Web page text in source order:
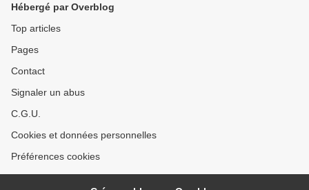
Hébergé par Overblog
Top articles
Pages
Contact
Signaler un abus
C.G.U.
Cookies et données personnelles
Préférences cookies